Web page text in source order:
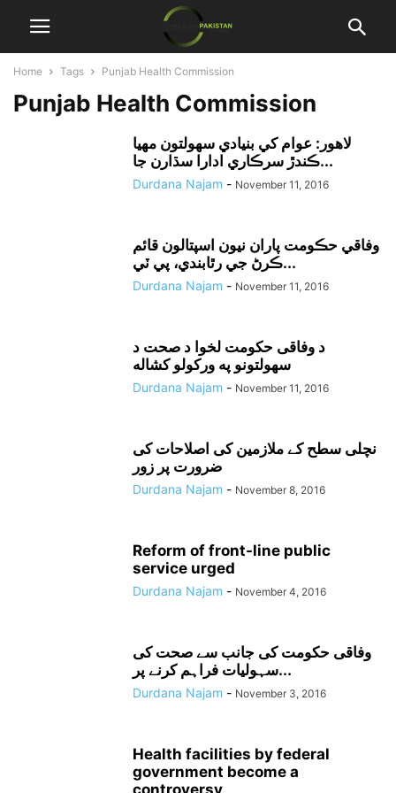
Home Tags Punjab Health Commission
Punjab Health Commission
لاهور: عوام کي بنيادي سهولتون مهيا
ڪندڙ سرڪاري ادارا سڌارن جا...
Durdana Najam - November 11, 2016
وفاقي حڪومت پاران نيون اسپتالون قائم
ڪرڻ جي رٿابندي، پي ٽي...
Durdana Najam - November 11, 2016
د وفاقى حکومت لخوا د صحت د
سهولتونو په ورکولو کشاله
Durdana Najam - November 11, 2016
نچلی سطح کے ملازمین کی اصلاحات کی
ضرورت پر زور
Durdana Najam - November 8, 2016
Reform of front-line public
service urged
Durdana Najam - November 4, 2016
وفاقی حکومت کی جانب سے صحت کی
سہولیات فراہم کرنے پر...
Durdana Najam - November 3, 2016
Health facilities by federal
government become a
controversy